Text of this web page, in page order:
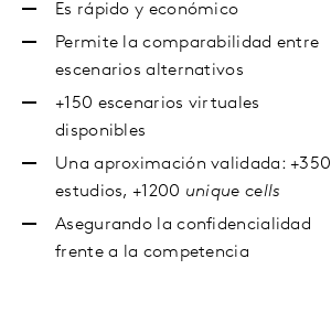
Es rápido y económico
Permite la comparabilidad entre
escenarios alternativos
+150 escenarios virtuales
disponibles
Una aproximación validada: +350
estudios, +1200 unique cells
Asegurando la confidencialidad
frente a la competencia